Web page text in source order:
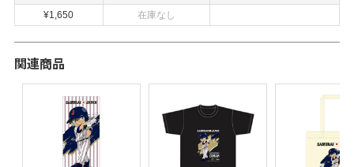
¥1,650
在庫なし
関連商品